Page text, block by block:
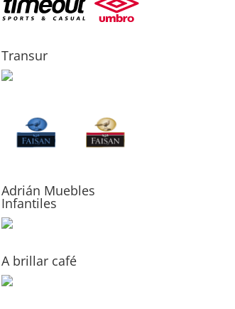
Transur
Adrián Muebles
Infantiles
A brillar café